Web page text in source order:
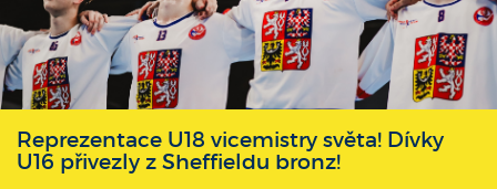
Reprezentace U18 vicemistry světa! Dívky
U16 přivezly z Sheffieldu bronz!